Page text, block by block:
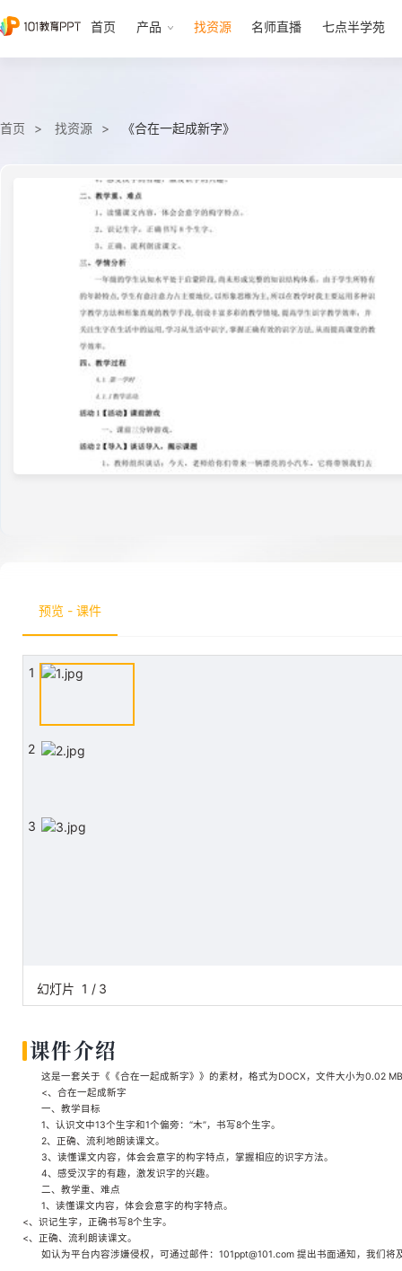
首页 产品 找资源 名师直播 七点半学苑
首页 找资源 《合在一起成新字》
预览 - 课件
1
2
3
幻灯片 1 / 3
课件介绍
这是一套关于《《合在一起成新字》》的素材，格式为DOCX，文件大小为0.02
<、合在一起成新字
一、教学目标
1、认识文中13个生字和1个偏旁：“木”，书写8个生字。
2、正确、流利地朗读课文。
3、读懂课文内容，体会会意字的构字特点，掌握相应的识字方法。
4、感受汉字的有趣，激发识字的兴趣。
二、教学重、难点
1、读懂课文内容，体会会意字的构字特点。
<、识记生字，正确书写8个生字。
<、正确、流利朗读课文。
如认为平台内容涉嫌侵权，可通过邮件：101ppt@101.com 提出书面通知，我们将